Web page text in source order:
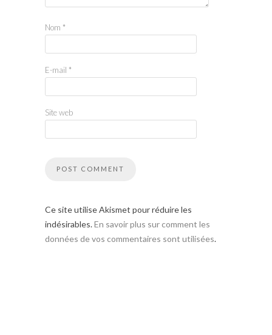
Nom *
E-mail *
Site web
Ce site utilise Akismet pour réduire les
indésirables.En savoir plus sur comment les
données de vos commentaires sont utilisées.